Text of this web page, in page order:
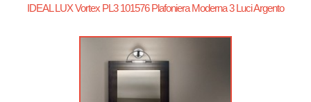
IDEAL LUX Vortex PL3 101576 Plafoniera Moderna 3 Luci Argento